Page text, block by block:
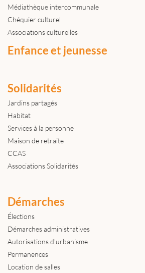
Médiathèque intercommunale
Chéquier culturel
Associations culturelles
Enfance et jeunesse
Solidarités
Jardins partagés
Habitat
Services à la personne
Maison de retraite
CCAS
Associations Solidarités
Démarches
Élections
Démarches administratives
Autorisations d'urbanisme
Permanences
Location de salles